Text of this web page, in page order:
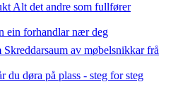
Alt det andre som fullfører
ein forhandlar nær deg
Skreddarsaum av møbelsnikkar frå
du døra på plass - steg for steg